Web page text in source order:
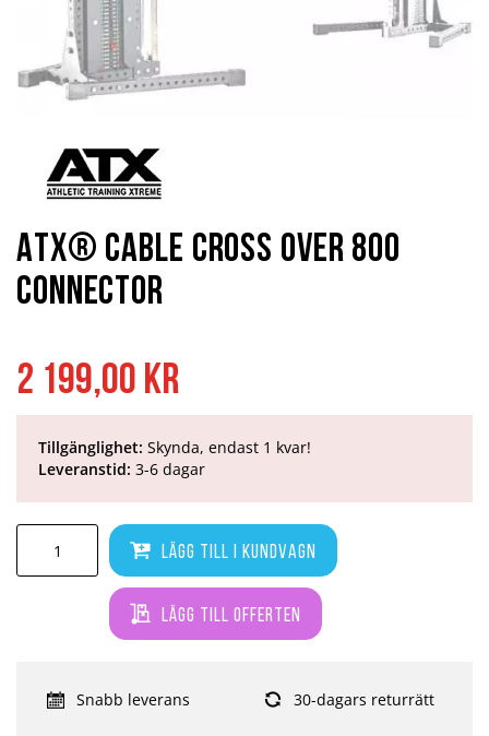
2 199,00 kr
Lägg till i kundvagn
Lägg till offerten
Tillgänglighet: Skynda, endast 1 kvar!
Leveranstid: 3-6 dagar
Snabb leverans 30-dagars returrätt
ATX® Cable Cross Over 800
connector
början
bildgalleriet